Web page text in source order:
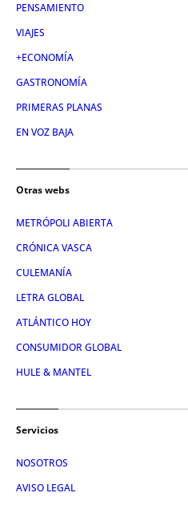
PENSAMIENTO
VIAJES
+ECONOMÍA
GASTRONOMÍA
PRIMERAS PLANAS
EN VOZ BAJA
Otras webs
METRÓPOLI ABIERTA
CRÓNICA VASCA
CULEMANÍA
LETRA GLOBAL
ATLÁNTICO HOY
CONSUMIDOR GLOBAL
HULE & MANTEL
Servicios
NOSOTROS
AVISO LEGAL